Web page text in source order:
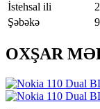
İstehsal ili
Şəbəkə
OXŞAR